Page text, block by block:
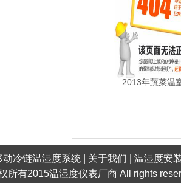
2013年蔬菜温
动冷链温湿度系统 关于我们
温湿度安
所有2015温湿度仪表厂商 All rights